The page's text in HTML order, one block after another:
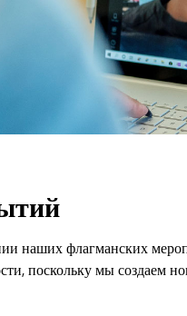
наших флагманских
поскольку мы создаем